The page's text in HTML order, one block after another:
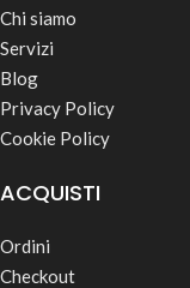
Chi siamo
Servizi
Blog
Privacy Policy
Cookie Policy
ACQUISTI
Ordini
Checkout